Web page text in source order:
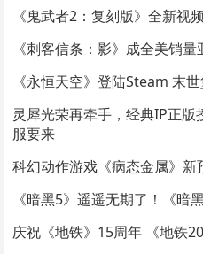
《鬼武者2：复刻版》全新视
《刺客信条：影》成全美销
《永恒天空》登陆Steam 末
灵犀光荣再牵手，经典IP正
服要来
科幻动作游戏《病态金属》新
《暗黑5》遥遥无期了！《暗
庆祝《地铁》15周年 《地铁